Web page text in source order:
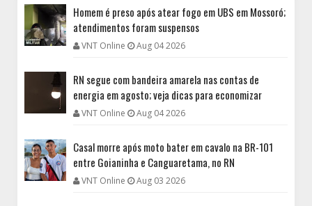
Homem é preso após atear fogo em UBS em Mossoró;
atendimentos foram suspensos
VNT Online Aug 04 2026
RN segue com bandeira amarela nas contas de
energia em agosto; veja dicas para economizar
VNT Online Aug 04 2026
Casal morre após moto bater em cavalo na BR-101
entre Goianinha e Canguaretama, no RN
VNT Online Aug 03 2026